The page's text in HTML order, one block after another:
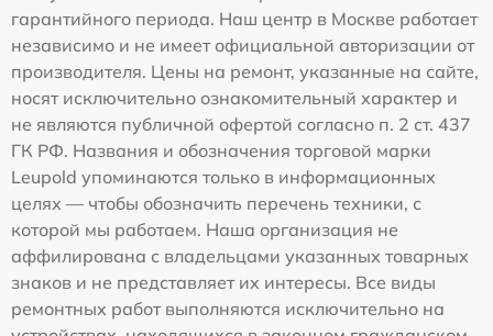
гарантийного периода. Наш центр в Москве работает
независимо и не имеет официальной авторизации от
производителя. Цены на ремонт, указанные на сайте,
носят исключительно ознакомительный характер и
не являются публичной офертой согласно п. 2 ст. 437
ГК РФ. Названия и обозначения торговой марки
Leupold упоминаются только в информационных
целях — чтобы обозначить перечень техники, с
которой мы работаем. Наша организация не
аффилирована с владельцами указанных товарных
знаков и не представляет их интересы. Все виды
ремонтных работ выполняются исключительно на